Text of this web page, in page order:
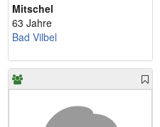
Mitschel
63 Jahre
Bad Vilbel